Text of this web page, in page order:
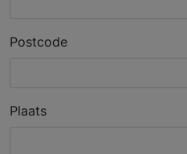
Postcode
Plaats